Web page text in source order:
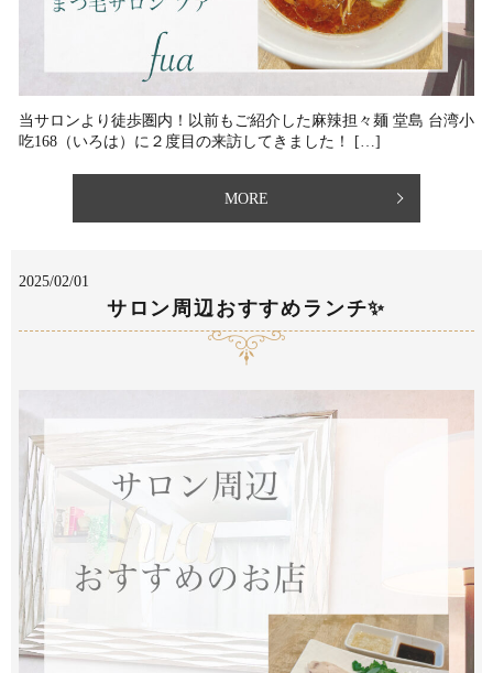
当サロンより徒歩圏内！⁡以前もご紹介した麻辣担々麺 堂島 台湾小
吃168（いろは）に２度目の来訪してきました！ […]
MORE
2025/02/01
サロン周辺おすすめランチ✨